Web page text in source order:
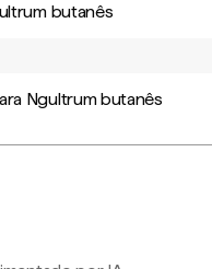
butanês
Ngultrum butanês